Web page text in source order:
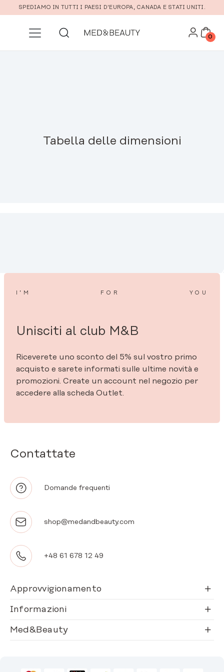
Vai al contenuto principale
SPEDIAMO IN TUTTI I PAESI D'EUROPA, CANADA E STATI UNITI.
0
Tabella delle dimensioni
Contattate
Domande frequenti
shop@medandbeauty.com
+48 61 678 12 49
Approvvigionamento
Informazioni
Med&Beauty
I’M FOR YOU
Unisciti al club M&B
Riceverete uno sconto del 5% sul vostro primo
acquisto e sarete informati sulle ultime novità e
promozioni. Create un account nel negozio per
accedere alla scheda Outlet.